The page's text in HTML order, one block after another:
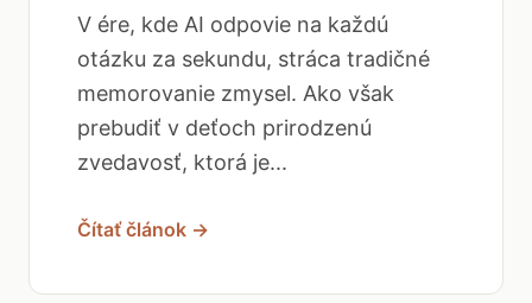
V ére, kde AI odpovie na každú
otázku za sekundu, stráca tradičné
memorovanie zmysel. Ako však
prebudiť v deťoch prirodzenú
zvedavosť, ktorá je...
Čítať článok →